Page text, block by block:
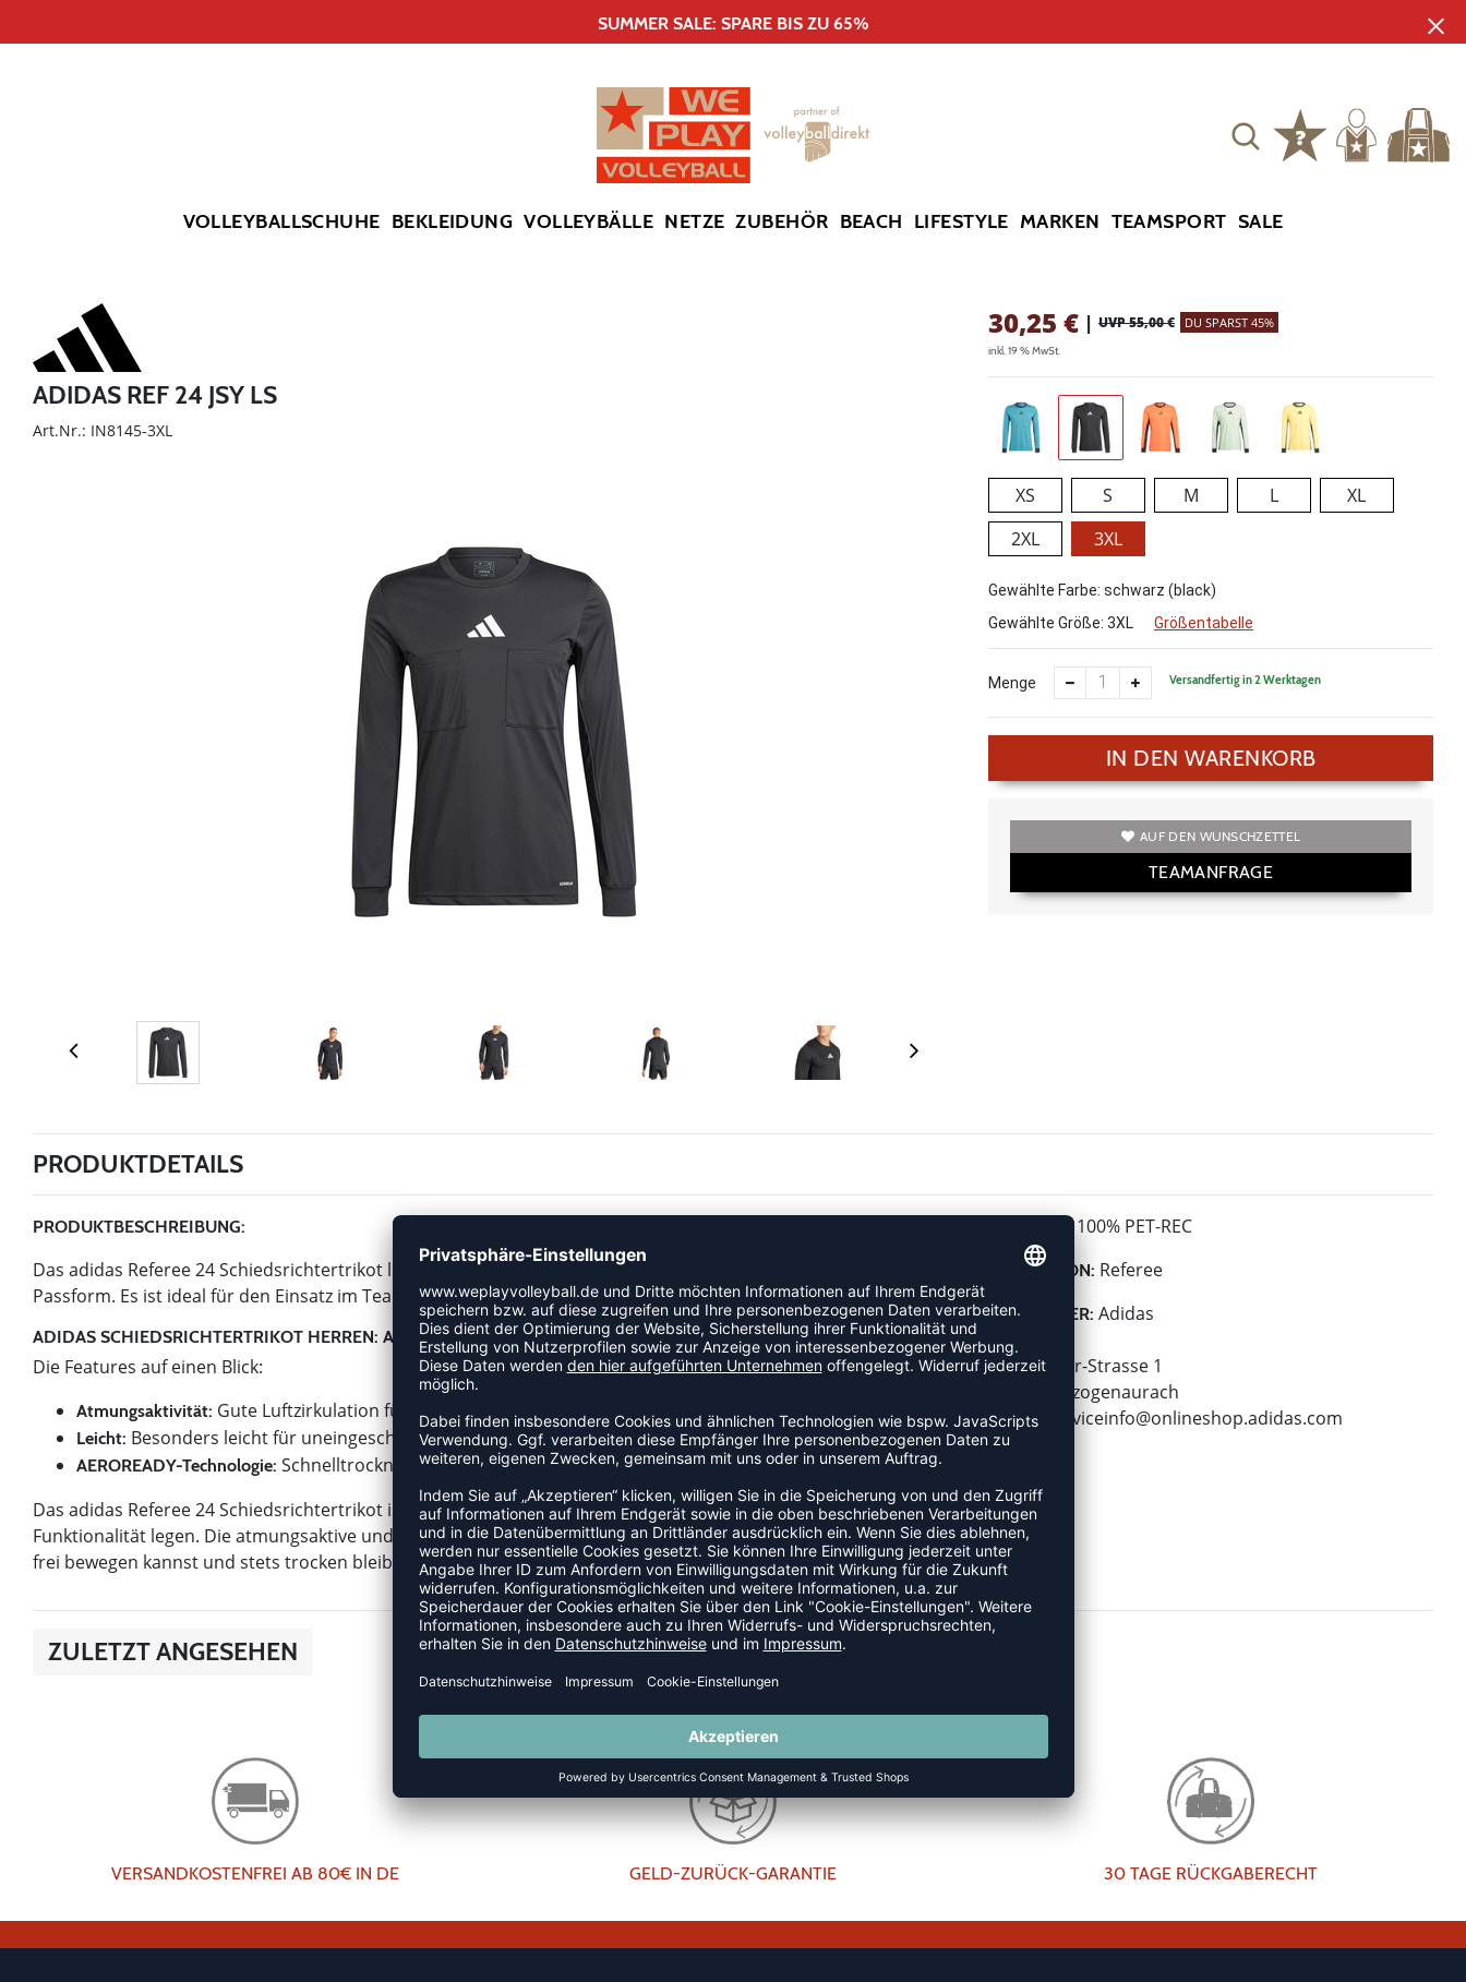
SUMMER SALE: SPARE BIS ZU 65%
VOLLEYBALLSCHUHE BEKLEIDUNG VOLLEYBÄLLE NETZE ZUBEHÖR BEACH LIFESTYLE MARKEN TEAMSPORT SALE
ADIDAS REF 24 JSY LS
Art.Nr.: IN8145-3XL
30,25 € | UVP 55,00 € DU SPARST 45%
inkl. 19 % MwSt.
XS S M L
XL
2XL
3XL
Gewählte Farbe: schwarz (black)
Gewählte Größe: 3XL Größentabelle
Menge Versandfertig in 2 Werktagen
IN DEN WARENKORB
AUF DEN WUNSCHZETTEL
TEAMANFRAGE
PRODUKTDETAILS
PRODUKTBESCHREIBUNG:
Das adidas Referee 24 Schiedsrichtertrikot long sleeve ist speziell für Herren konzipiert und bietet eine normale
Passform. Es ist ideal für den Einsatz im Teamsport, insbesondere bei Matches, geeignet.
ADIDAS SCHIEDSRICHTERTRIKOT HERREN: ATMUNGSAKTIV UND KOMFORTABEL
Die Features auf einen Blick:
Atmungsaktivität: Gute Luftzirkulation für ein angenehmes Tragegefühl.
Leicht: Besonders leicht für uneingeschränkte Bewegungsfreiheit.
AEROREADY-Technologie: Schnelltrocknend für optimalen Feuchtigkeitstransport.
Das adidas Referee 24 Schiedsrichtertrikot ist eine gute Wahl für Schiedsrichter, die Wert auf Komfort und
Funktionalität legen. Die atmungsaktive und leichte Konstruktion sorgt dafür, dass du dich während des Spiels
frei bewegen kannst und stets trocken bleibst. Ein Blick wert für jeden, der im Teamsport aktiv ist.
100% PET-REC
KOLLEKTION: Referee
HERSTELLER: Adidas
adidas AG
Adi-Dassler-Strasse 1
91074 Herzogenaurach
E-Mail:
serviceinfo@onlineshop.adidas.com
ZULETZT ANGESEHEN
VERSANDKOSTENFREI AB 80€ IN DE GELD-ZURÜCK-GARANTIE 30 TAGE RÜCKGABERECHT